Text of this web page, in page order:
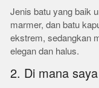
Jenis batu yang baik
marmer, dan batu
ekstrem, sedangkan
elegan dan halus.
2. Di mana